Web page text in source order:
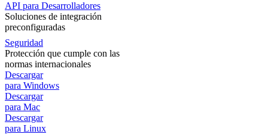
API para Desarrolladores
Soluciones de integración
preconfiguradas
Seguridad
Protección que cumple con las
normas internacionales
Descargar
para Windows
Descargar
para Mac
Descargar
para Linux